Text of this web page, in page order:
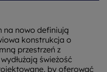
na nowo definiują
konstrukcja o
przestrzeń z
świeżość
by oferować